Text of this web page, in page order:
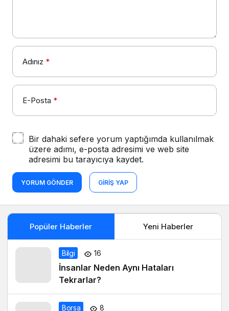
Adınız *
E-Posta *
Bir dahaki sefere yorum yaptığımda kullanılmak
üzere adımı, e-posta adresimi ve web site
adresimi bu tarayıcıya kaydet.
YORUM GÖNDER GIRIŞ YAP
Popüler Haberler Yeni Haberler
Bilgi 16
İnsanlar Neden Aynı Hataları
Tekrarlar?
Borsa 8